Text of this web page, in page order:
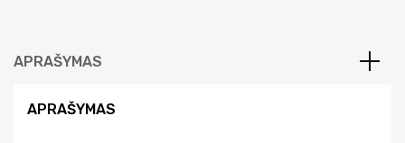
APRAŠYMAS
APRAŠYMAS